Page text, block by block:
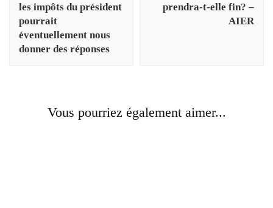
les impôts du président
pourrait
éventuellement nous
donner des réponses
prendra-t-elle fin? –
AIER
Vous pourriez également aimer...